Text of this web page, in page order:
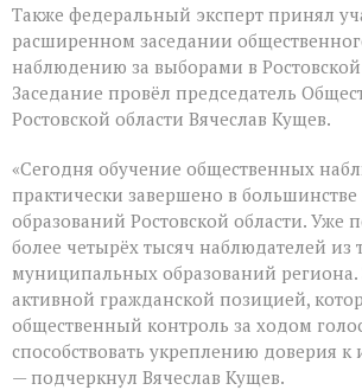
Также федеральный эксперт принял
расширенном заседании
наблюдению за выборами в Ростовской
Заседание провёл председатель
Ростовской области Вячеслав Кущев.
«Сегодня обучение общественных
практически завершено в
образований Ростовской области. Уже
более четырёх тысяч наблюдателей из
муниципальных образований
активной гражданской позицией,
общественный контроль за ходом
способствовать укреплению доверия к
— подчеркнул Вячеслав Кущев.